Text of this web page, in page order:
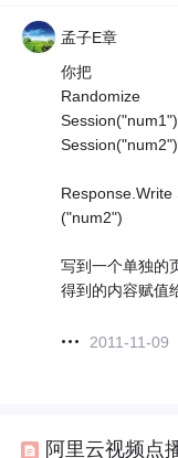
孟子E章
你把
Randomize
Response.Write
("num2")
写到一个单独的
得到的内容赋值
2011-11-09